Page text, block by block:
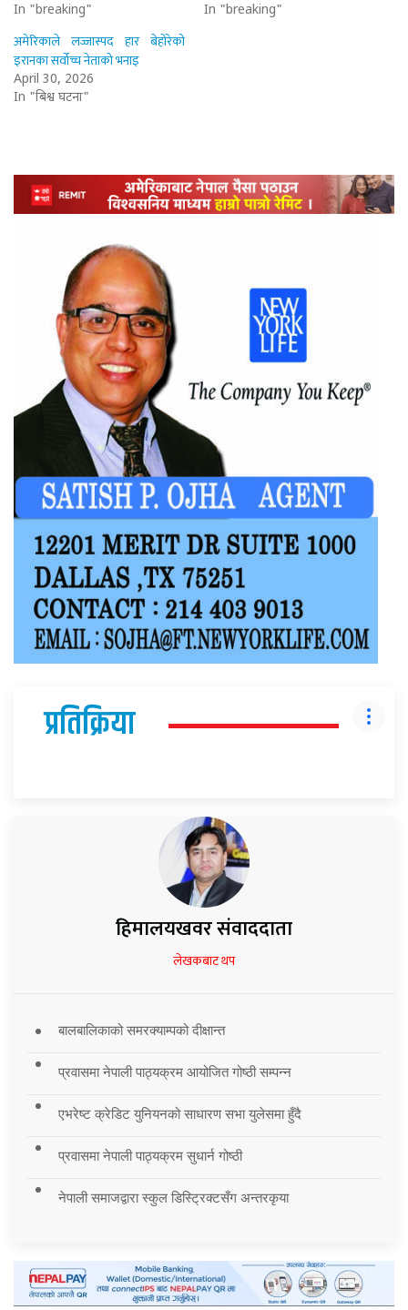
In "breaking"
In "breaking"
अमेरिकाले लज्जास्पद हार बेहोरेको
इरानका सर्वोच्च नेताको भनाइ
April 30, 2026
In "बिश्व घटना"
प्रतिक्रिया
हिमालयखवर संवाददाता
लेखकबाट थप
बालबालिकाको समरक्याम्पको दीक्षान्त
प्रवासमा नेपाली पाठ्यक्रम आयोजित गोष्ठी सम्पन्न
एभरेष्ट क्रेडिट युनियनको साधारण सभा युलेसमा हुँदै
प्रवासमा नेपाली पाठ्यक्रम सुधार्न गोष्ठी
नेपाली समाजद्वारा स्कुल डिस्ट्रिक्टसँग अन्तरकृया